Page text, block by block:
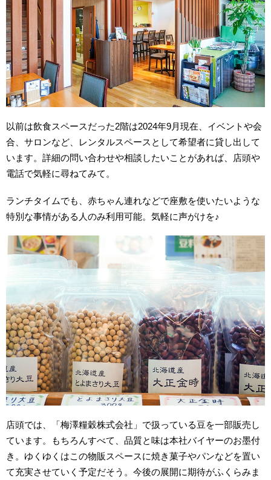
以前は飲食スペースだった2階は2024年9月現在、イベントや会
合、サロンなど、レンタルスペースとして希望者に貸し出して
います。詳細の問い合わせや相談したいことがあれば、店頭や
電話で気軽に尋ねてみて。
ランチタイムでも、赤ちゃん連れなどで座敷を使いたいような
特別な事情がある人のみ利用可能。気軽に声がけを♪
店頭では、「梅澤糧穀株式会社」で扱っている豆を一部販売し
ています。もちろんすべて、品質と味は本社バイヤーのお墨付
き。ゆくゆくはこの物販スペースに焼き菓子やパンなどを置い
て充実させていく予定だそう。今後の展開に期待がふくらみま